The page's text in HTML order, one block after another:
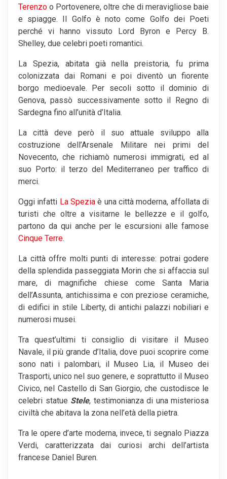
Terenzo o Portovenere, oltre che di meravigliose baie
e spiagge. Il Golfo è noto come Golfo dei Poeti
perché vi hanno vissuto Lord Byron e Percy B.
Shelley, due celebri poeti romantici.
La Spezia, abitata già nella preistoria, fu prima
colonizzata dai Romani e poi diventò un fiorente
borgo medioevale. Per secoli sotto il dominio di
Genova, passò successivamente sotto il Regno di
Sardegna fino all’unità d’Italia.
La città deve però il suo attuale sviluppo alla
costruzione dell’Arsenale Militare nei primi del
Novecento, che richiamò numerosi immigrati, ed al
suo Porto: il terzo del Mediterraneo per traffico di
merci.
Oggi infatti La Spezia è una città moderna, affollata di
turisti che oltre a visitarne le bellezze e il golfo,
partono da qui anche per le escursioni alle famose
Cinque Terre.
La città offre molti punti di interesse: potrai godere
della splendida passeggiata Morin che si affaccia sul
mare, di magnifiche chiese come Santa Maria
dell’Assunta, antichissima e con preziose ceramiche,
di edifici in stile Liberty, di antichi palazzi nobiliari e
numerosi musei.
Tra quest’ultimi ti consiglio di visitare il Museo
Navale, il più grande d’Italia, dove puoi scoprire come
sono nati i palombari, il Museo Lia, il Museo dei
Trasporti, unico nel suo genere, e soprattutto il Museo
Civico, nel Castello di San Giorgio, che custodisce le
celebri statue Stele, testimonianza di una misteriosa
civiltà che abitava la zona nell’età della pietra.
Tra le opere d’arte moderna, invece, ti segnalo Piazza
Verdi, caratterizzata dai curiosi archi dell’artista
francese Daniel Buren.